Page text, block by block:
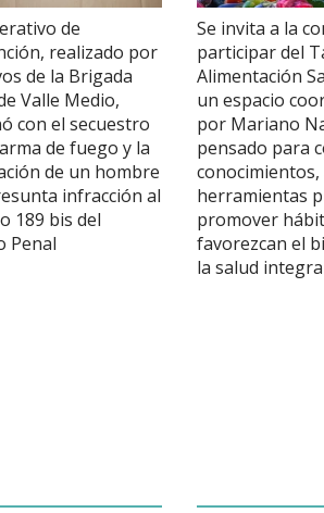
de
realizado por
de la Brigada
Valle Medio,
con el secuestro
de fuego y la
de un hombre
infracción al
189 bis del
Penal
Se invita a la
participar del
Alimentación
un espacio
por Mariano
pensado para
herramientas
promover
favorezcan el
la salud